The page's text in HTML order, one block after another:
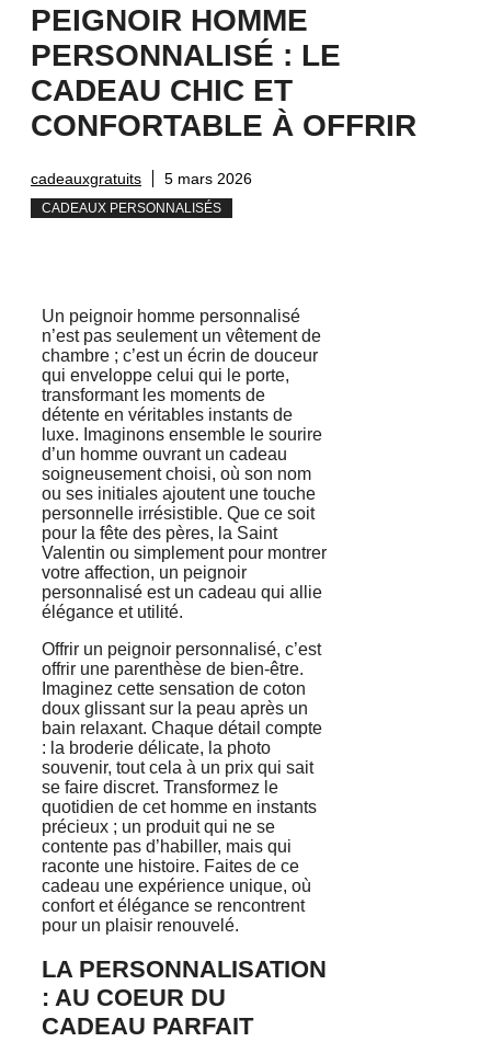
PEIGNOIR HOMME
PERSONNALISÉ : LE
CADEAU CHIC ET
CONFORTABLE À OFFRIR
cadeauxgratuits 5 mars 2026
CADEAUX PERSONNALISÉS
Un peignoir homme personnalisé
n’est pas seulement un vêtement de
chambre ; c’est un écrin de douceur
qui enveloppe celui qui le porte,
transformant les moments de
détente en véritables instants de
luxe. Imaginons ensemble le sourire
d’un homme ouvrant un cadeau
soigneusement choisi, où son nom
ou ses initiales ajoutent une touche
personnelle irrésistible. Que ce soit
pour la fête des pères, la Saint
Valentin ou simplement pour montrer
votre affection, un peignoir
personnalisé est un cadeau qui allie
élégance et utilité.
Offrir un peignoir personnalisé, c’est
offrir une parenthèse de bien-être.
Imaginez cette sensation de coton
doux glissant sur la peau après un
bain relaxant. Chaque détail compte
: la broderie délicate, la photo
souvenir, tout cela à un prix qui sait
se faire discret. Transformez le
quotidien de cet homme en instants
précieux ; un produit qui ne se
contente pas d’habiller, mais qui
raconte une histoire. Faites de ce
cadeau une expérience unique, où
confort et élégance se rencontrent
pour un plaisir renouvelé.
LA PERSONNALISATION
: AU COEUR DU
CADEAU PARFAIT